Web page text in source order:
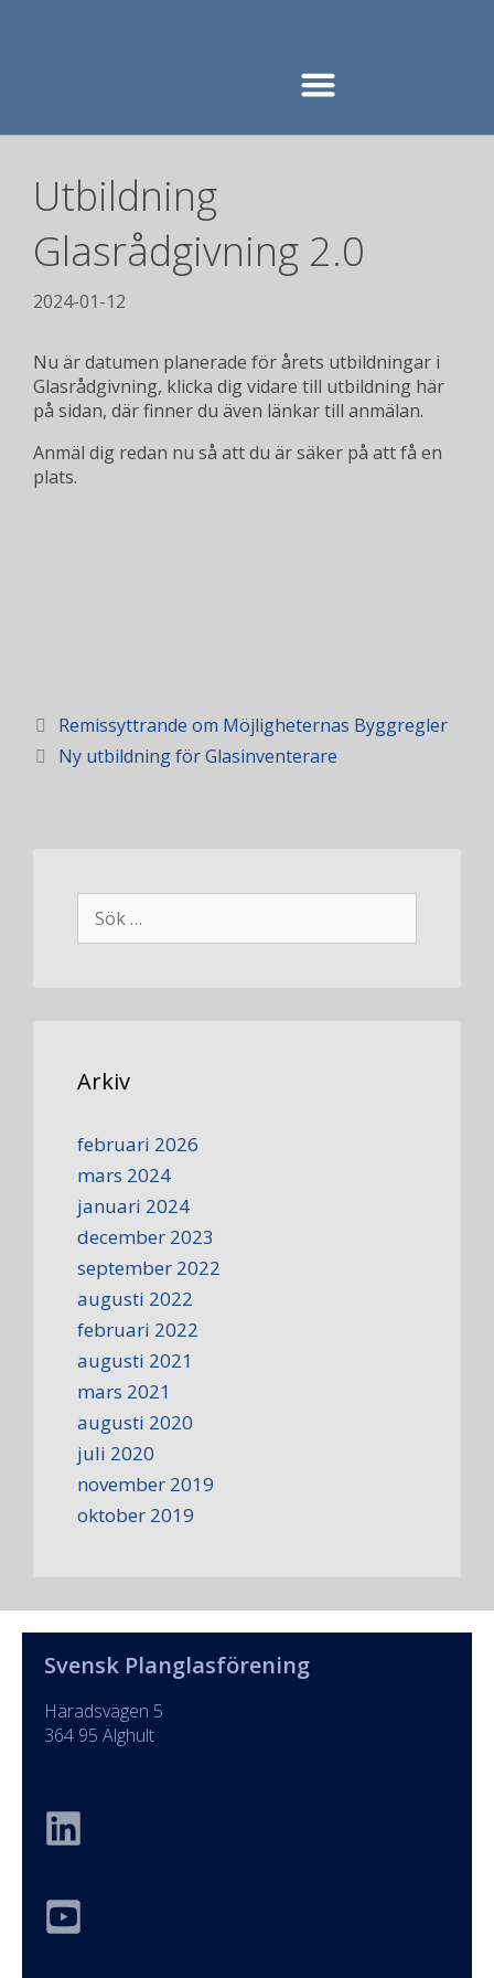
Utbildning
Glasrådgivning 2.0
2024-01-12
Nu är datumen planerade för årets utbildningar i
Glasrådgivning, klicka dig vidare till utbildning här
på sidan, där finner du även länkar till anmälan.
Anmäl dig redan nu så att du är säker på att få en
plats.
Remissyttrande om Möjligheternas Byggregler
Ny utbildning för Glasinventerare
Arkiv
februari 2026
mars 2024
januari 2024
december 2023
september 2022
augusti 2022
februari 2022
augusti 2021
mars 2021
augusti 2020
juli 2020
november 2019
oktober 2019
Svensk Planglasförening
Häradsvägen 5
364 95 Älghult